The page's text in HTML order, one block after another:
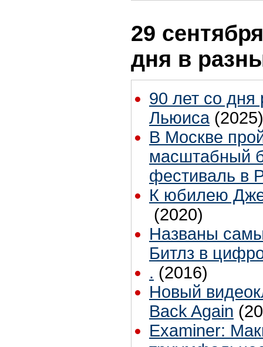
29
дня в
90 лет со
Льюиса (2025)
В Москве
масштабный
фестиваль в
К юбилею
(2020)
Названы
Битлз в
. (2016)
Новый
Back Again
Examiner: